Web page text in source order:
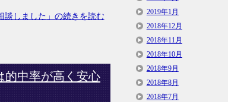
談しました」の続きを読む
的中率が高く安心
2019年1月
2018年12月
2018年11月
2018年10月
2018年9月
2018年8月
2018年7月